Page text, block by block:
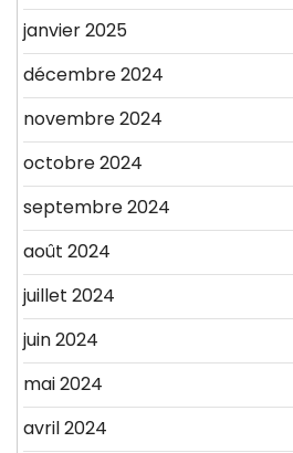
janvier 2025
décembre 2024
novembre 2024
octobre 2024
septembre 2024
août 2024
juillet 2024
juin 2024
mai 2024
avril 2024